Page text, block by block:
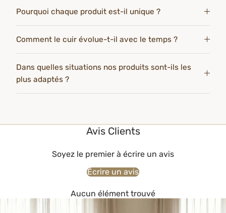
Pourquoi chaque produit est-il unique ?
Comment le cuir évolue-t-il avec le temps ?
Dans quelles situations nos produits sont-ils les
plus adaptés ?
Avis Clients
Soyez le premier à écrire un avis
Écrire un avis
Aucun élément trouvé